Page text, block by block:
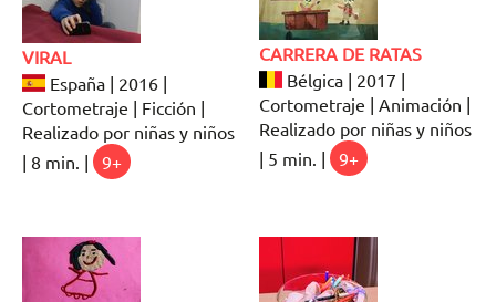
VIRAL
España | 2016 |
Cortometraje | Ficción |
Realizado por niñas y niños
| 8 min. |
9+
CARRERA DE RATAS
Bélgica | 2017 |
Cortometraje | Animación |
Realizado por niñas y niños
| 5 min. |
9+